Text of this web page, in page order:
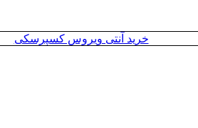
خرید آنتی ویروس کسپرسکی